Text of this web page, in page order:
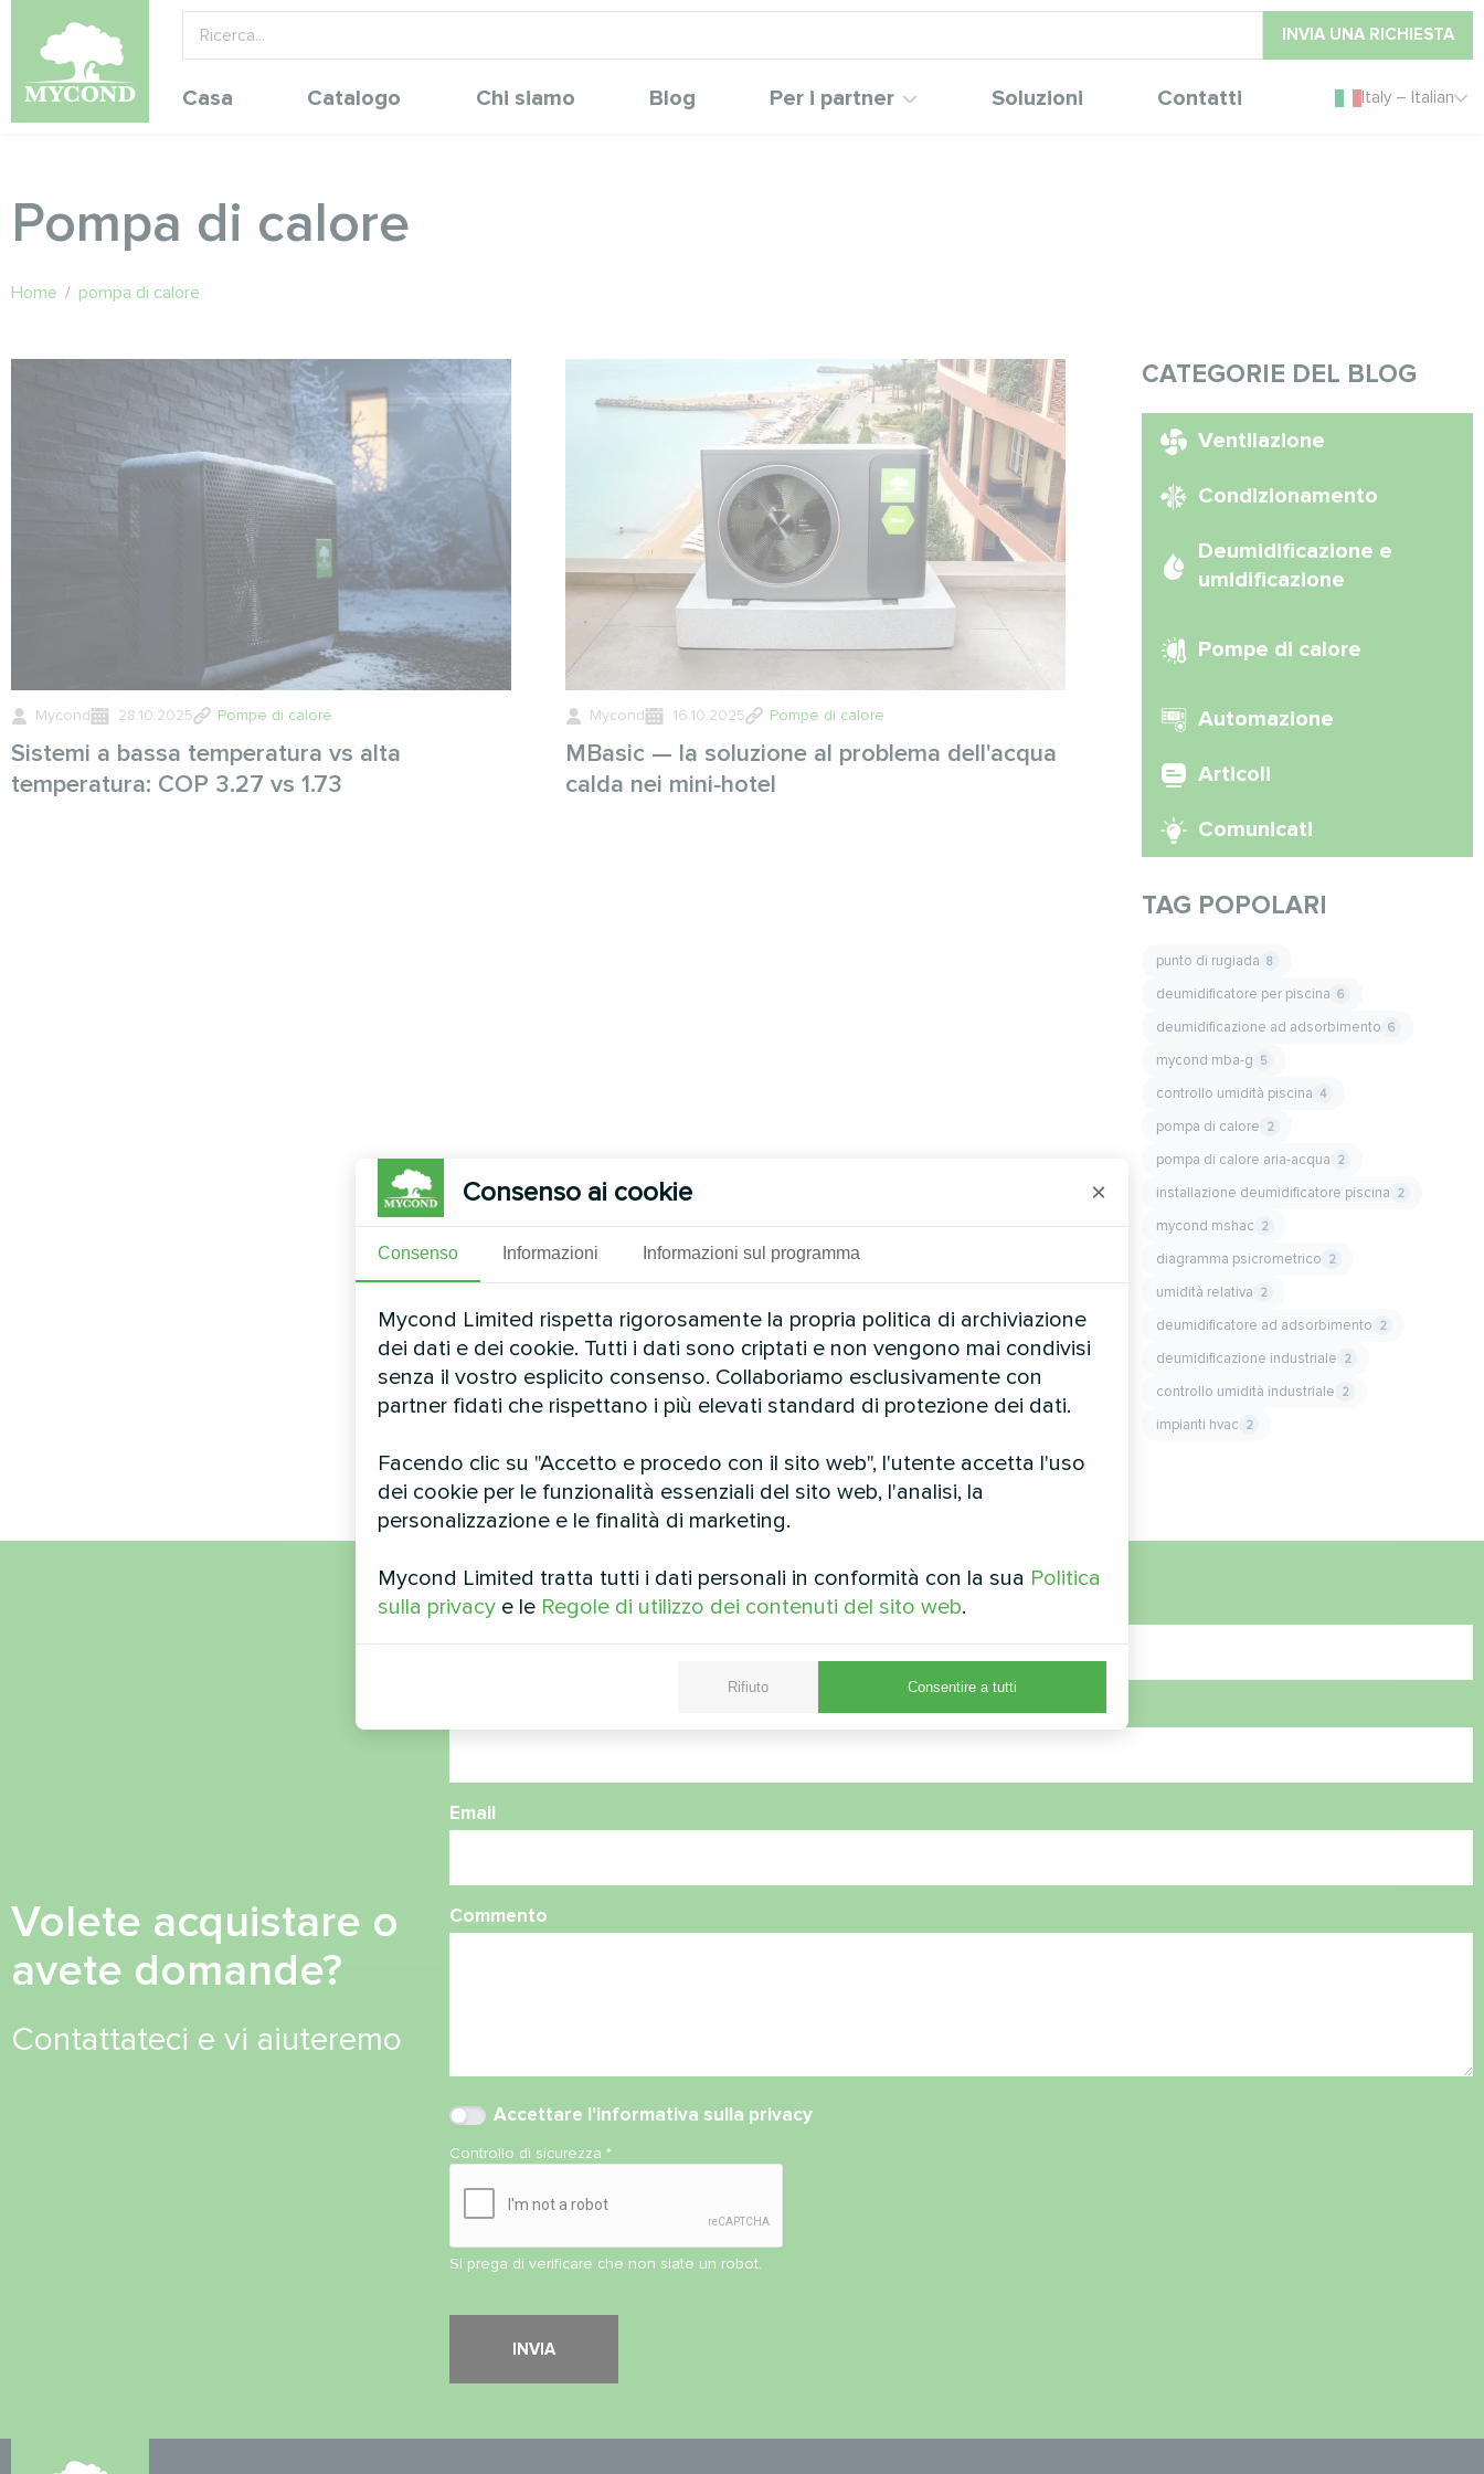
INVIA UNA RICHIESTA
Casa Catalogo Chi siamo Blog Per i partner Soluzioni Contatti Italy – Italian
Pompa di calore
Home / pompa di calore
Mycond 28.10.2025 Pompe di calore
Sistemi a bassa temperatura vs alta
temperatura: COP 3.27 vs 1.73
Mycond 16.10.2025 Pompe di calore
MBasic — la soluzione al problema dell'acqua
calda nei mini‑hotel
CATEGORIE DEL BLOG
Ventilazione
Condizionamento
Deumidificazione e
umidificazione
Pompe di calore
Automazione
Articoli
Comunicati
TAG POPOLARI
punto di rugiada 8
deumidificatore per piscina 6
deumidificazione ad adsorbimento 6
mycond mba-g 5
controllo umidità piscina 4
pompa di calore 2
pompa di calore aria-acqua 2
installazione deumidificatore piscina 2
mycond mshac 2
diagramma psicrometrico 2
umidità relativa 2
deumidificatore ad adsorbimento 2
deumidificazione industriale 2
controllo umidità industriale 2
impianti hvac 2
Volete acquistare o
avete domande?
Contattateci e vi aiuteremo
Nome
Email
Commento
Accettare l'informativa sulla privacy
Controllo di sicurezza*
Si prega di verificare che non siate un robot.
Consenso ai cookie ×
Consenso Informazioni Informazioni sul programma
Mycond Limited rispetta rigorosamente la propria politica di archiviazione
dei dati e dei cookie. Tutti i dati sono criptati e non vengono mai condivisi
senza il vostro esplicito consenso. Collaboriamo esclusivamente con
partner fidati che rispettano i più elevati standard di protezione dei dati.
Facendo clic su "Accetto e procedo con il sito web", l'utente accetta l'uso
dei cookie per le funzionalità essenziali del sito web, l'analisi, la
personalizzazione e le finalità di marketing.
Mycond Limited tratta tutti i dati personali in conformità con la sua Politica
sulla privacy e le Regole di utilizzo dei contenuti del sito web.
Rifiuto Consentire a tutti